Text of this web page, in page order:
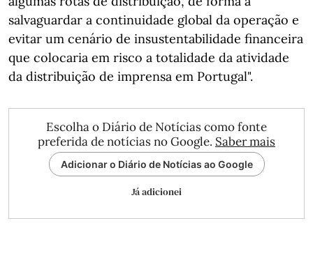
salvaguardar a continuidade global da operação e
evitar um cenário de insustentabilidade financeira
que colocaria em risco a totalidade da atividade
da distribuição de imprensa em Portugal".
Escolha o Diário de Notícias como fonte
preferida de notícias no Google. Saber mais
Adicionar o Diário de Notícias ao Google
Já adicionei